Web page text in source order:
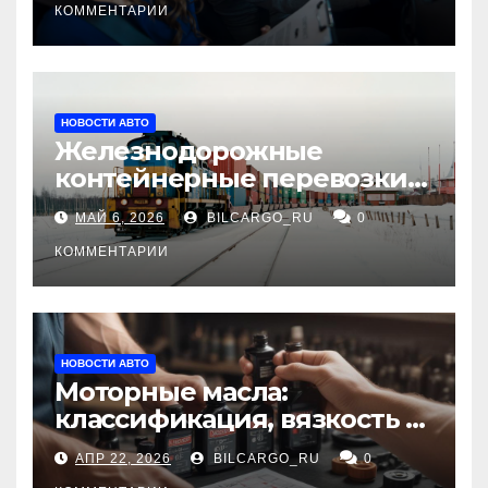
КОММЕНТАРИИ
НОВОСТИ АВТО
Железнодорожные
контейнерные перевозки
из Китая в Россию:
маршруты, сроки и
требования
МАЙ 6, 2026 BILCARGO_RU 0
КОММЕНТАРИИ
НОВОСТИ АВТО
Моторные масла:
классификация, вязкость и
рекомендации по выбору
для различных типов
АПР 22, 2026 BILCARGO_RU 0